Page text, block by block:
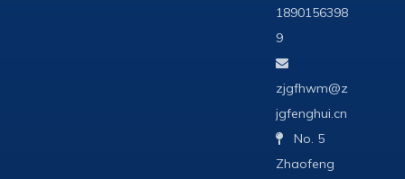
1890156398
9

zjgfhwm@z
jgfenghui.cn

No. 5
Zhaofeng